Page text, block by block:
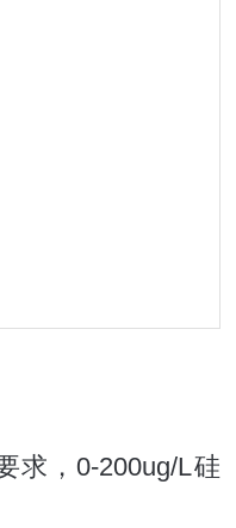
求，0-200ug/L硅